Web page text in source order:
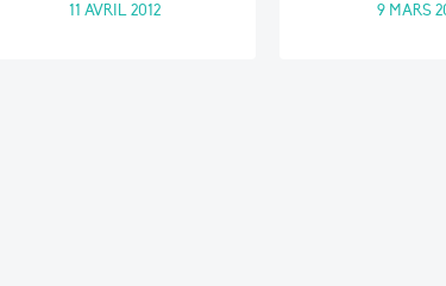
11 AVRIL 2012 9 MARS